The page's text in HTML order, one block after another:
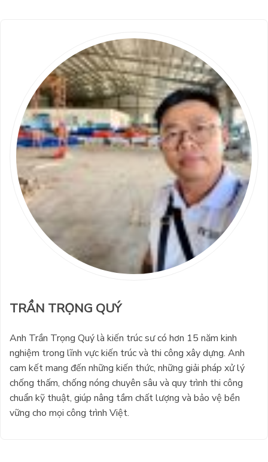
TRẦN TRỌNG QUÝ
Anh Trần Trọng Quý là kiến trúc sư có hơn 15 năm kinh
nghiệm trong lĩnh vực kiến trúc và thi công xây dựng. Anh
cam kết mang đến những kiến thức, những giải pháp xử lý
chống thấm, chống nóng chuyên sâu và quy trình thi công
chuẩn kỹ thuật, giúp nâng tầm chất lượng và bảo vệ bền
vững cho mọi công trình Việt.